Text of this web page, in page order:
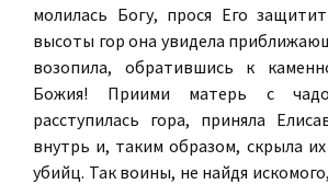
молилась Богу, прося Его
высоты гор она увидела
возопила, обратившись к
Божия! Приими матерь с
расступилась гора, приняла
внутрь и, таким образом, скрыла
убийц. Так воины, не найдя